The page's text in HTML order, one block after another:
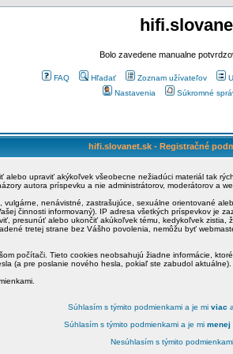
Bolo zavedene manualne
FAQ Hľadať Zoznam užívateľov
Nastavenia
Súkromné
hifi.slovanet.sk - Registračné
alebo upraviť akýkoľvek všeobecne nežiadúci materiál tak
autora príspevku a nie administrátorov, moderátorov a
nenávistné, zastrašujúce, sexuálne orientované
činnosti informovaný). IP adresa všetkých príspevkov je
presunúť alebo ukončiť akúkoľvek tému, kedykoľvek
tretej strane bez Vášho povolenia, nemôžu byť
počítači. Tieto cookies neobsahujú žiadne informácie,
(a pre poslanie nového hesla, pokiaľ ste zabudol aktuálne).
Súhlasím s týmito podmienkami a je mi viac
Súhlasím s týmito podmienkami a je mi menej
Nesúhlasím s týmito podmienkami.